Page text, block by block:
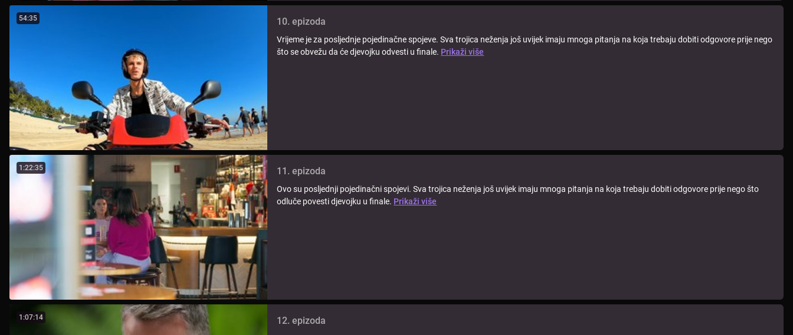
54:35 10. epizoda
Vrijeme je za posljednje pojedinačne spojeve. Sva trojica neženja još uvijek imaju mnoga pitanja na koja trebaju dobiti odgovore prije nego
što se obvežu da će djevojku odvesti u finale. Prikaži više
1:22:35 11. epizoda
Ovo su posljednji pojedinačni spojevi. Sva trojica neženja još uvijek imaju mnoga pitanja na koja trebaju dobiti odgovore prije nego što
odluče povesti djevojku u finale. Prikaži više
1:07:14 12. epizoda